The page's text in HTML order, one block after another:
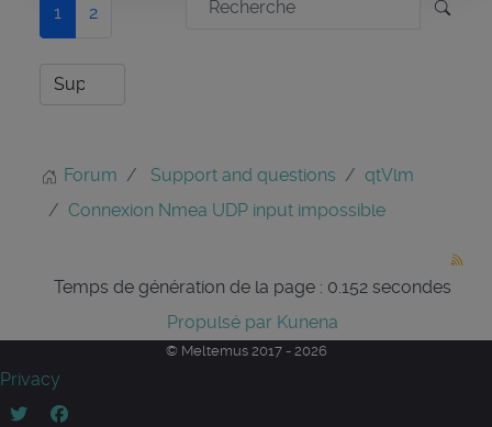
1 2
Forum Support and questions
qtVlm
Connexion Nmea UDP input impossible
Temps de génération de la page : 0.152 secondes
Propulsé par Kunena
© Meltemus 2017 - 2026
Privacy